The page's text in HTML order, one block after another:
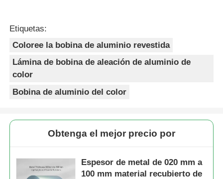
Etiquetas:
Coloree la bobina de aluminio revestida
Lámina de bobina de aleación de aluminio de
color
Bobina de aluminio del color
Obtenga el mejor precio por
Espesor de metal de 020 mm a
100 mm material recubierto de